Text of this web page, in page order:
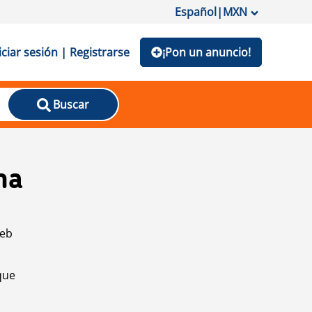
Español|MXN
sesión | Registrarse ¡Pon un anuncio!
Buscar